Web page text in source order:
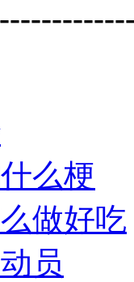
么梗
做好吃
员